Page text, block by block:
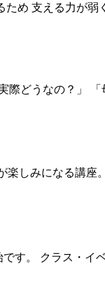
め 支える力が
どうなの？」
楽しみになる講
。 クラス・